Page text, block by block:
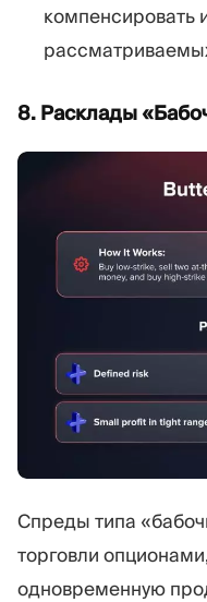
компенсировать
8. Расклады
Спреды типа
торговли
одновременную